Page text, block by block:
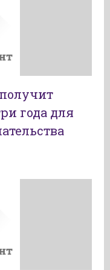
года для